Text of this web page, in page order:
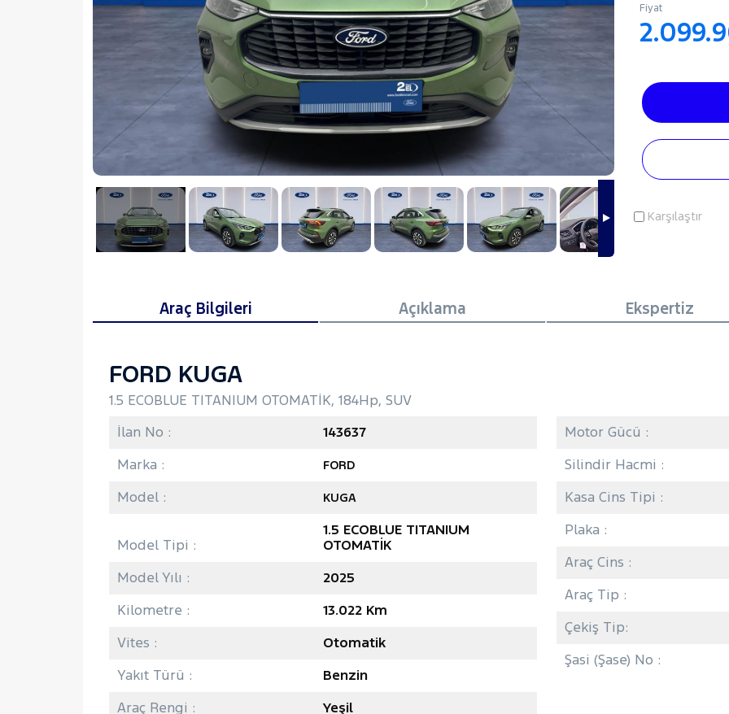
Fiyat
Karşılaştır
Araç Bilgileri Açıklama Ekspertiz
FORD KUGA
1.5 ECOBLUE TITANIUM OTOMATİK, 184Hp, SUV
İlan No :
143637
Marka :
FORD
Model : KUGA
Model Tipi :
1.5 ECOBLUE TITANIUM
OTOMATİK
Model Yılı :
2025
Kilometre :
13.022 Km
Vites :
Otomatik
Yakıt Türü :
Benzin
Araç Rengi :
Yeşil
Motor Gücü :
Silindir Hacmi :
Kasa Cins Tipi :
Plaka :
Araç Cins :
Araç Tip :
Çekiş Tip:
Şasi (Şase) No :